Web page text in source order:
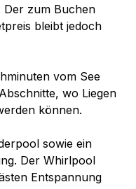
Der zum Buchen
bleibt jedoch
vom See
wo Liegen
können.
sowie ein
Der Whirlpool
Entspannung